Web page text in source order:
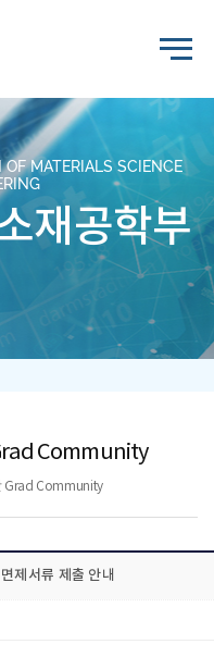
MATERIALS SCIENCE
재공학부
Community
Grad Community
제서류 제출 안내